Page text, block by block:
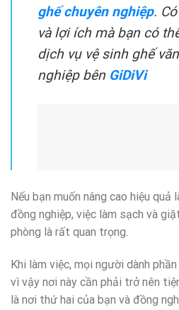
ghế chuyên nghiệp.
và lợi ích mà bạn có
dịch vụ vệ sinh ghế
nghiệp bên GiDiVi
Nếu bạn muốn nâng cao hiệu quả
đồng nghiệp, việc làm sạch và
phòng là rất quan trọng.
Khi làm việc, mọi người dành
vì vậy nơi này cần phải trở nên
là nơi thứ hai của bạn và đồng